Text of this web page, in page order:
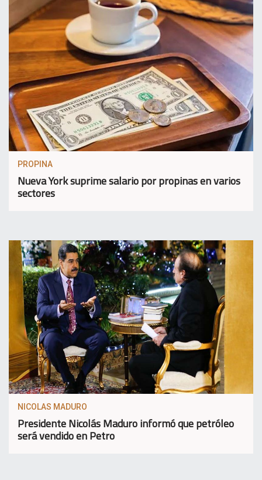
PROPINA
Nueva York suprime salario por propinas en varios
sectores
NICOLAS MADURO
Presidente Nicolás Maduro informó que petróleo
será vendido en Petro